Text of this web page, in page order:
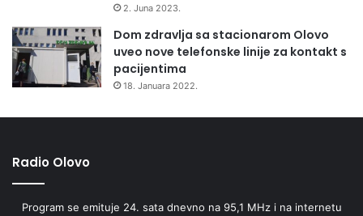
2. Juna 2023.
Dom zdravlja sa stacionarom Olovo
uveo nove telefonske linije za kontakt s
pacijentima
18. Januara 2022.
Radio Olovo
Program se emituje 24. sata dnevno na 95,1 MHz i na internetu